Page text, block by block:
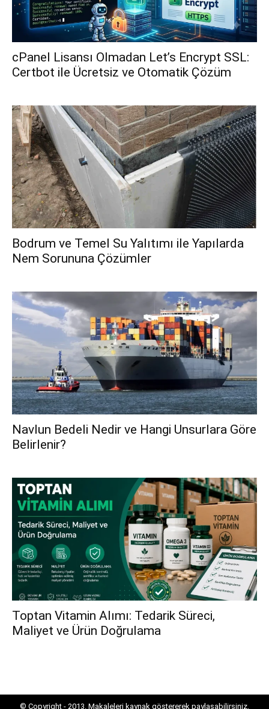
cPanel Lisansı Olmadan Let’s Encrypt SSL:
Certbot ile Ücretsiz ve Otomatik Çözüm
Bodrum ve Temel Su Yalıtımı ile Yapılarda
Nem Sorununa Çözümler
Navlun Bedeli Nedir ve Hangi Unsurlara Göre
Belirlenir?
Toptan Vitamin Alımı: Tedarik Süreci,
Maliyet ve Ürün Doğrulama
© Copyright - 2013. Makaleleri kaynak göstererek paylaşabilirsiniz.